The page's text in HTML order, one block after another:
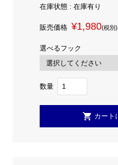
在庫状態 : 在庫有り
販売価格 ¥1,980(税別)
選べるフック
数量